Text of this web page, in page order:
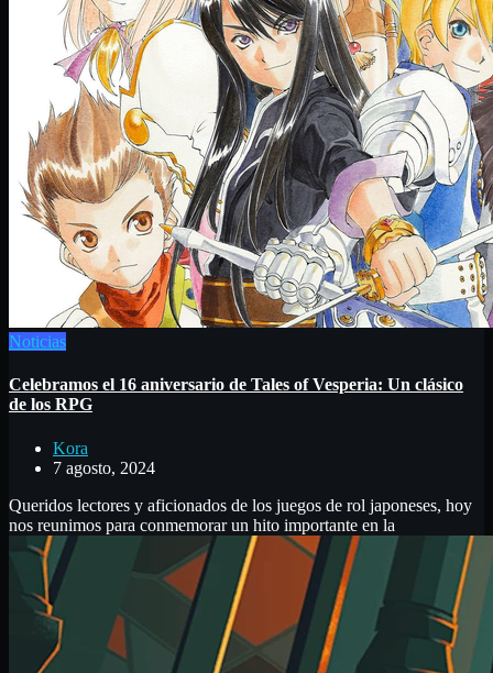
Noticias
Celebramos el 16 aniversario de Tales of Vesperia: Un clásico
de los RPG
Kora
7 agosto, 2024
Queridos lectores y aficionados de los juegos de rol japoneses, hoy
nos reunimos para conmemorar un hito importante en la